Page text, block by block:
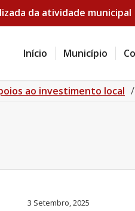
da atividade municipal
Início Município
ao investimento local /
3 Setembro, 2025